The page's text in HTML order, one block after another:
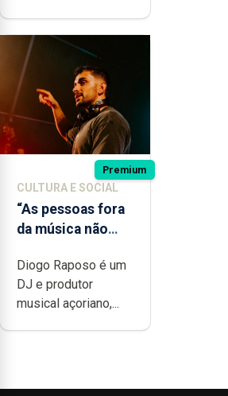
Premium
CULTURA E SOCIAL
“As pessoas fora
da música não
quão difícil é
produzir uma
música”
Diogo Raposo é um
DJ e produtor
musical açoriano,...